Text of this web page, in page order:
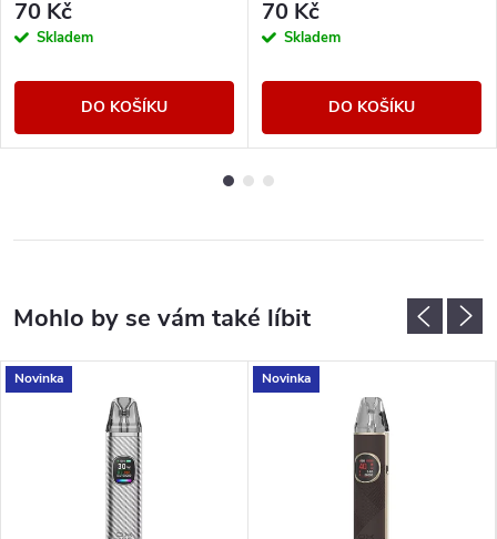
70 Kč
Skladem
DO KOŠÍKU
70 Kč
Skladem
DO KOŠÍKU
Novinka Novinka